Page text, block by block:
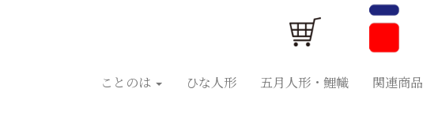
ことのは五月人形
ことのは ひな人形 五月人形・鯉幟 関連商品